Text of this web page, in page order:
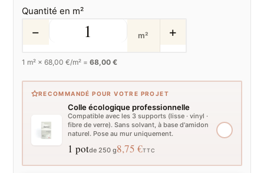
Quantité en m²
− m² +
1 m² ×68,00 €/m² =68,00 €
RECOMMANDÉ POUR VOTRE PROJET
Colle écologique professionnelle
Compatible avec les 3 supports (lisse · vinyl ·
fibre de verre). Sans solvant, à base d'amidon
naturel. Pose au mur uniquement.
1 potde 250 g8,75 €TTC